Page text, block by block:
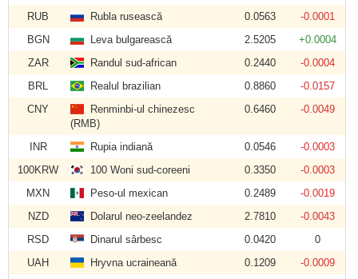
RUB
Rubla rusească 0.0563
-0.0001
BGN
Leva bulgarească 2.5205
+0.0004
ZAR
Randul sud-african 0.2440
-0.0004
BRL
Realul brazilian 0.8860
-0.0157
CNY
Renminbi-ul chinezesc
(RMB)
0.6460 -0.0049
INR Rupia indiană 0.0546
-0.0003
100KRW
100 Woni sud-coreeni 0.3350
-0.0003
MXN
Peso-ul mexican 0.2489
-0.0019
NZD
Dolarul neo-zeelandez 2.7810
-0.0043
RSD
Dinarul sârbesc 0.0420
0
UAH
Hryvna ucraineană 0.1209
-0.0009